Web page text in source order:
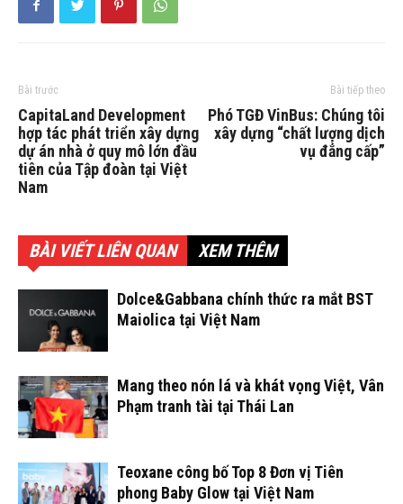
Bài trước
CapitaLand Development
hợp tác phát triển xây dựng
dự án nhà ở quy mô lớn đầu
tiên của Tập đoàn tại Việt
Nam
Bài tiếp theo
Phó TGĐ VinBus: Chúng tôi
xây dựng “chất lượng dịch
vụ đẳng cấp”
BÀI VIẾT LIÊN QUAN XEM THÊM
Dolce&Gabbana chính thức ra mắt BST
Maiolica tại Việt Nam
Mang theo nón lá và khát vọng Việt, Vân
Phạm tranh tài tại Thái Lan
Teoxane công bố Top 8 Đơn vị Tiên
phong Baby Glow tại Việt Nam